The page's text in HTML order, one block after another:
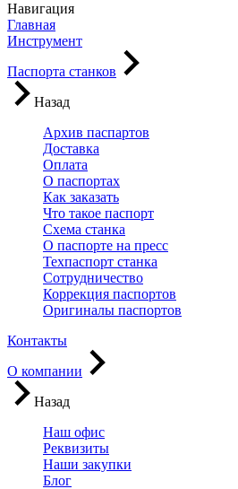
Навигация
Главная
Инструмент
Паспорта станков
Назад
Архив паспартов
Доставка
Оплата
О паспортах
Как заказать
Что такое паспорт
Схема станка
О паспорте на пресс
Техпаспорт станка
Сотрудничество
Коррекция паспортов
Оригиналы паспортов
Контакты
О компании
Назад
Наш офис
Реквизиты
Наши закупки
Блог